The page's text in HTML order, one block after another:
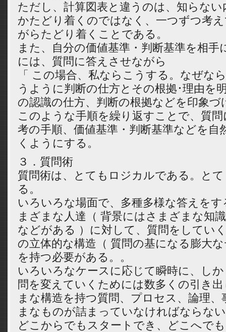
ただし、計算図表と違うのは、知らな
かたどり着くのではなく、一つずつ考
がらたどり着くことである。
また、自分の価値基準・判断基準を相手
には、質問に答えさせながら
「 この場合、私ならこうする。なぜな
うように判断の仕方とその根拠･理由を
の認識の仕方、判断の根拠などを印象づ
このような手順を繰り返すことで、質
考の手順、価値基準・判断基準などを自
くようにする。
３．質問術
質問術は、とてもロジカルである。と
る。
いろいろな場面で、多種多様な答えを
まざまな人達（ 背景にはさまざまな知
などがある ）に対して、質問をしてい
の立体的な構造（ 質問の基になる膨大
を持つ必要がある。。
いろいろなケースに応じて瞬時に、し
問を変えていくためには数多くの引き
まな構造を持つ質問、プロセス、論理
まなものが詰まっていなければならな
どこからでもスタートでき、どこへで